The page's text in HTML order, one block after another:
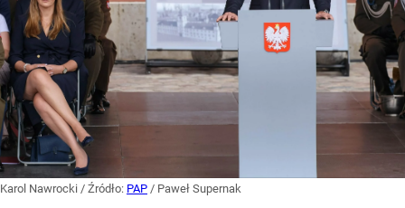
Karol Nawrocki / Źródło: PAP / Paweł Supernak